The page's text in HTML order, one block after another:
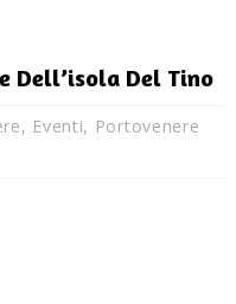
Dell’isola Del Tino
, Eventi, Portovenere